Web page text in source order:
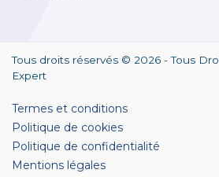
Tous droits réservés © 2026 -Tous
Expert
Termes et conditions
Politique de cookies
Politique de confidentialité
Mentions légales